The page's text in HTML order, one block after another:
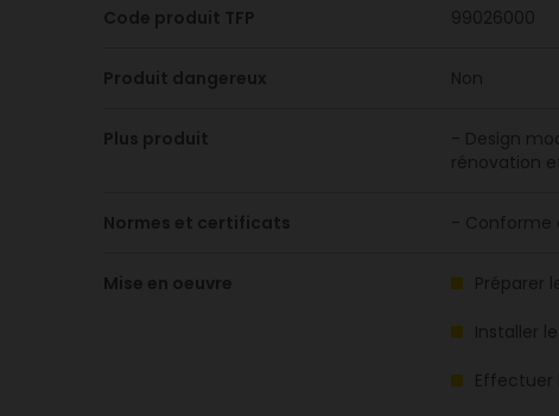
Code produit TFP 99026000
Produit dangereux Non
Plus produit
- Design
rénovation
Normes et certificats - Conforme
Mise en oeuvre Préparer
Installer
Effectuer